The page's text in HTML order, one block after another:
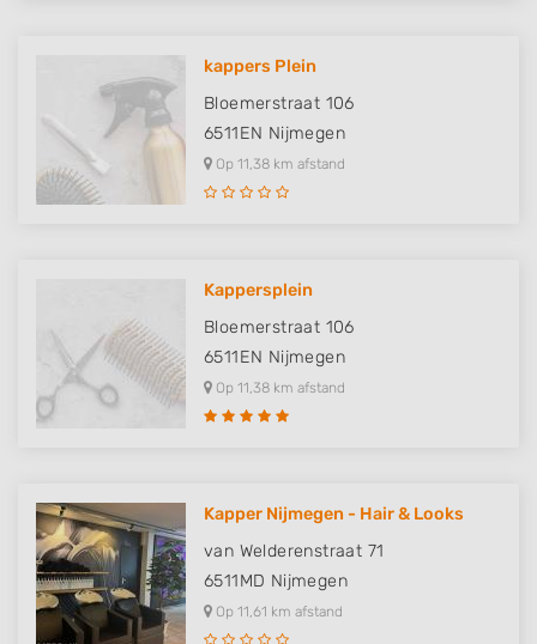
kappers Plein
Bloemerstraat 106
6511EN Nijmegen
Op 11,38 km afstand
Kappersplein
Bloemerstraat 106
6511EN Nijmegen
Op 11,38 km afstand
Kapper Nijmegen - Hair & Looks
van Welderenstraat 71
6511MD Nijmegen
Op 11,61 km afstand